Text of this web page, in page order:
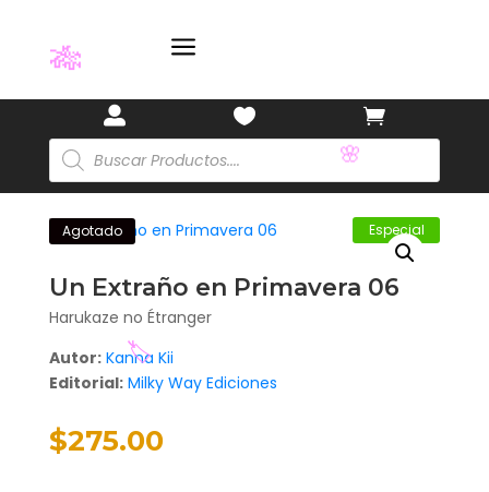
a
 

Búsqueda
de
productos
Agotado Especial
Un Extraño en Primavera 06
Harukaze no Étranger
Autor: Kanna Kii
Editorial: Milky Way Ediciones
$275.00
🌸
🏷️
🎋